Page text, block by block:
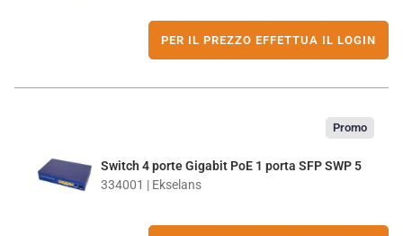
PER IL PREZZO EFFETTUA IL LOGIN
Promo
Switch 4 porte Gigabit PoE 1 porta SFP SWP 5
334001 | Ekselans